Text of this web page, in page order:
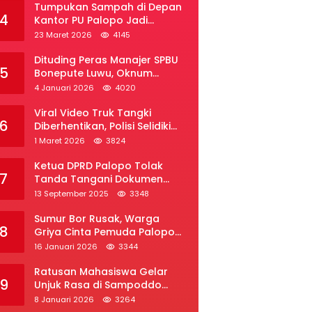
4
Tumpukan Sampah di Depan
Kantor PU Palopo Jadi
Sorotan, Warga Desak DLH
23 Maret 2026 4145
5
Dituding Peras Manajer SPBU
Bonepute Luwu, Oknum
Wartawan Angkat Bicara
4 Januari 2026 4020
6
Viral Video Truk Tangki
Diberhentikan, Polisi Selidiki
Dugaan Penyelundupan Solar
1 Maret 2026 3824
7
Ketua DPRD Palopo Tolak
Tanda Tangani Dokumen
Ranperda APBD Perubahan
13 September 2025 3348
8
Sumur Bor Rusak, Warga
Griya Cinta Pemuda Palopo
Desak Layanan Air Bersih
16 Januari 2026 3344
9
Ratusan Mahasiswa Gelar
Unjuk Rasa di Sampoddo
Palopo, Tuntut Pemekaran
8 Januari 2026 3264